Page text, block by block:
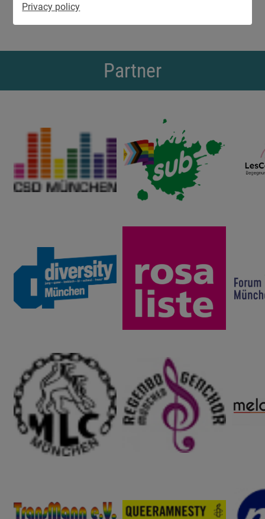
Privacy policy
Partner